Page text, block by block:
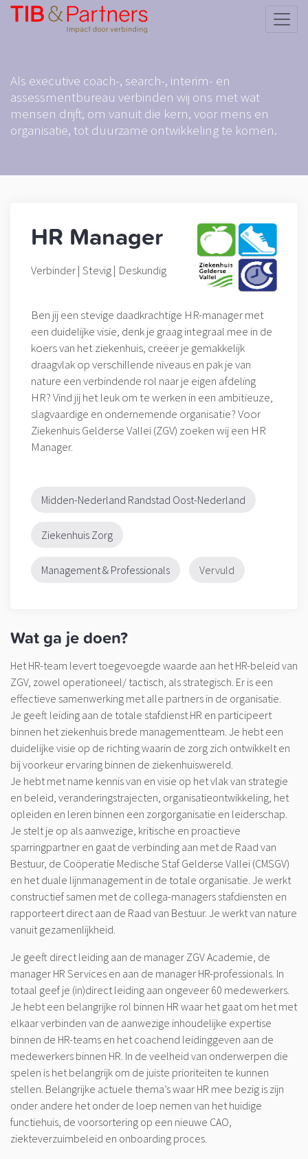
HOME
ONS TEAM
OPDRACHTGEVERS
CONTACT
Als executive coach-, search-, interim- en
assessmentbureau verbinden wij ons met wat
mensen drijft, om vanuit die kern, voor mens en
organisatie, tot duurzame ontwikkeling te komen.
HR Manager
Verbinder | Stevig | Deskundig
Ben jij een stevige daadkrachtige HR-manager met
een duidelijke visie, denk je graag integraal mee in de
koers van het ziekenhuis, creëer je gemakkelijk
draagvlak op verschillende niveaus en pak je van
nature een verbindende rol naar je eigen afdeling
HR? Vind jij het leuk om te werken in een ambitieuze,
slagvaardige en ondernemende organisatie? Voor
Ziekenhuis Gelderse Vallei (ZGV) zoeken wij een HR
Manager.
Midden-Nederland Randstad Oost-Nederland
Ziekenhuis Zorg
Management & Professionals Vervuld
Wat ga je doen?
Het HR-team levert toegevoegde waarde aan het HR-beleid van
ZGV, zowel operationeel/ tactisch, als strategisch. Er is een
effectieve samenwerking met alle partners in de organisatie.
Je geeft leiding aan de totale stafdienst HR en participeert
binnen het ziekenhuis brede managementteam. Je hebt een
duidelijke visie op de richting waarin de zorg zich ontwikkelt en
bij voorkeur ervaring binnen de ziekenhuiswereld.
Je hebt met name kennis van en visie op het vlak van strategie
en beleid, veranderingstrajecten, organisatieontwikkeling, het
opleiden en leren binnen een zorgorganisatie en leiderschap.
Je stelt je op als aanwezige, kritische en proactieve
sparringpartner en gaat de verbinding aan met de Raad van
Bestuur, de Coöperatie Medische Staf Gelderse Vallei (CMSGV)
en het duale lijnmanagement in de totale organisatie. Je werkt
constructief samen met de collega-managers stafdiensten en
rapporteert direct aan de Raad van Bestuur. Je werkt van nature
vanuit gezamenlijkheid.
Je geeft direct leiding aan de manager ZGV Academie, de
manager HR Services en aan de manager HR-professionals. In
totaal geef je (in)direct leiding aan ongeveer 60 medewerkers.
Je hebt een belangrijke rol binnen HR waar het gaat om het met
elkaar verbinden van de aanwezige inhoudelijke expertise
binnen de HR-teams en het coachend leidinggeven aan de
medewerkers binnen HR. In de veelheid van onderwerpen die
spelen is het belangrijk om de juiste prioriteiten te kunnen
stellen. Belangrijke actuele thema’s waar HR mee bezig is zijn
onder andere het onder de loep nemen van het huidige
functiehuis, de voorsortering op een nieuwe CAO,
ziekteverzuimbeleid en onboarding proces.